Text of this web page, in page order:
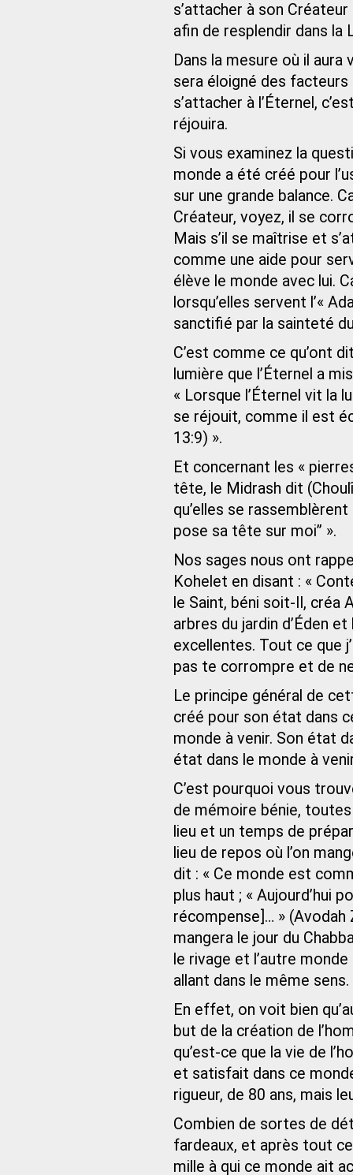
s’attacher à son
afin de resplendir dans la
Dans la mesure où il
sera éloigné des facteurs
s’attacher à l’Éternel,
réjouira.
Si vous examinez la
monde a été créé pour
sur une grande balance.
Créateur, voyez, il se
Mais s’il se maîtrise et
comme une aide pour
élève le monde avec lui.
lorsqu’elles servent l’«
sanctifié par la sainteté
C’est comme ce qu’ont
lumière que l’Éternel a
« Lorsque l’Éternel vit la
se réjouit, comme il est
13:9) ».
Et concernant les «
tête, le Midrash dit
qu’elles se
pose sa tête sur moi” ».
Nos sages nous ont
Kohelet en disant : «
le Saint, béni soit-Il,
arbres du jardin d’Éden
excellentes. Tout ce que
pas te corrompre et de
Le principe général de
créé pour son état dans
monde à venir. Son état
état dans le monde à
C’est pourquoi vous
de mémoire bénie,
lieu et un temps de
lieu de repos où l’on
dit : « Ce monde est
plus haut ; « Aujourd’hui
récompense]… » (Avodah
mangera le jour du
le rivage et l’autre
allant dans le même sens.
En effet, on voit bien
but de la création de
qu’est-ce que la vie de
et satisfait dans ce
rigueur, de 80 ans, mais
Combien de sortes de
fardeaux, et après tout
mille à qui ce monde ait